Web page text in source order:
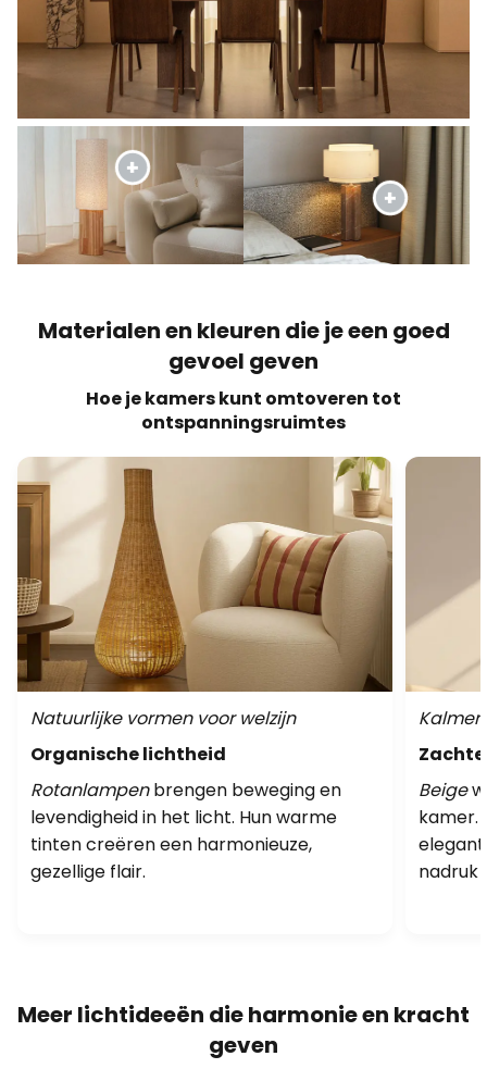
Materialen en kleuren die je een goed
gevoel geven
Hoe je kamers kunt omtoveren tot
ontspanningsruimtes
Natuurlijke vormen voor welzijn
Organische lichtheid
Rotanlampenbrengen beweging en
levendigheid in het licht. Hun warme
tinten creëren een harmonieuze,
gezellige flair.
Beige
kamer.
nadruk
Meer lichtideeën die harmonie en kracht
geven